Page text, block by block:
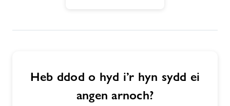
Heb ddod o hyd i’r hyn sydd ei
angen arnoch?